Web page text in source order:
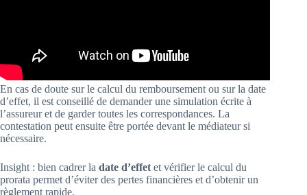
En cas de doute sur le calcul du remboursement ou sur la date
d’effet, il est conseillé de demander une simulation écrite à
l’assureur et de garder toutes les correspondances. La
contestation peut ensuite être portée devant le médiateur si
nécessaire.
Insight : bien cadrer la date d’effetet vérifier le calcul du
prorata permet d’éviter des pertes financières et d’obtenir un
règlement rapide.